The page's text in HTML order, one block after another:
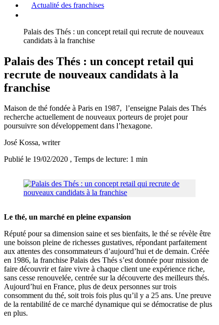
Actualité des franchises
Palais des Thés : un concept retail qui recrute de nouveaux
candidats à la franchise
Palais des Thés : un concept retail qui
recrute de nouveaux candidats à la
franchise
Maison de thé fondée à Paris en 1987, l’enseigne Palais des Thés
recherche actuellement de nouveaux porteurs de projet pour
poursuivre son développement dans l’hexagone.
José Kossa, writer
Publié le 19/02/2020 , Temps de lecture: 1 min
Le thé, un marché en pleine expansion
Réputé pour sa dimension saine et ses bienfaits, le thé se révèle être
une boisson pleine de richesses gustatives, répondant parfaitement
aux attentes des consommateurs d’aujourd’hui et de demain. Créée
en 1986, la franchise Palais des Thés s’est donnée pour mission de
faire découvrir et faire vivre à chaque client une expérience riche,
sans cesse renouvelée, centrée sur la découverte des meilleurs thés.
Aujourd’hui en France, plus de deux personnes sur trois
consomment du thé, soit trois fois plus qu’il y a 25 ans. Une preuve
de la rentabilité de ce marché dynamique qui se démocratise de plus
en plus.